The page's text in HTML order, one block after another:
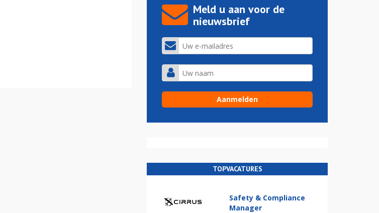
Meld u aan voor de
nieuwsbrief
TOPVACATURES
Safety & Compliance
Manager